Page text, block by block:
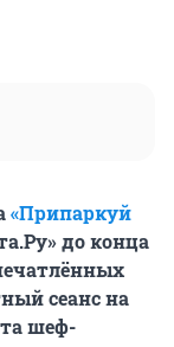
«Припаркуй
до конца
сеанс на
шеф-